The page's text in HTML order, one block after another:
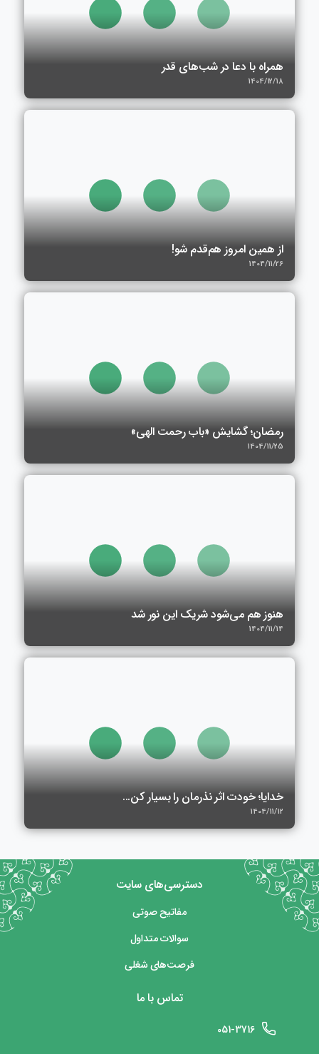
همراه با دعا در شب‌های قدر
1404/12/18
از همین امروز هم‌قدم شو!
1404/11/26
رمضان؛ گشایش «باب رحمت الهی»
1404/11/25
هنوز هم می‌شود شریک این نور شد
1404/11/14
خدایا؛ خودت اثر نذرمان را بسیار کن...
1404/11/12
دسترسی‌های سایت
مفاتیح صوتی
سوالات متداول
فرصت‌های شغلی
تماس با ما
051-3716